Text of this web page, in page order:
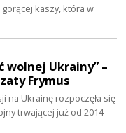
kaszy, która w
wolnej Ukrainy” –
Frymus
na Ukrainę rozpoczęła się
trwającej już od 2014